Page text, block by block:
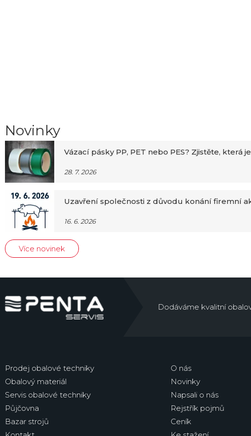
Novinky
Vázací pásky PP, PET nebo PES? Zjistěte, která
28. 7. 2026
Uzavření společnosti z důvodu konání firemní
16. 6. 2026
Více novinek
Dodáváme kvalitní
Prodej obalové techniky
Obalový materiál
Servis obalové techniky
Půjčovna
Bazar strojů
O nás
Novinky
Napsali o nás
Rejstřík pojmů
Ceník